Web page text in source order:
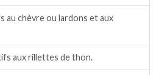
chèvre ou lardons et aux
aux rillettes de thon.